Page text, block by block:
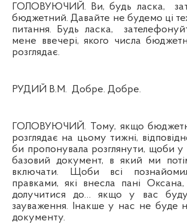
ГОЛОВУЮЧИЙ. Ви, будь ласка,
бюджетний. Давайте не будемо ці
питання. Будь ласка,
мене ввечері, якого числа
розглядає.
РУДИЙ В.М. Добре. Добре.
ГОЛОВУЮЧИЙ. Тому, якщо
розглядає на цьому тижні,
би пропонувала розглянути, щоби
базовий документ, в який ми
включати. Щоби всі
правками, які внесла пані
долучитися до… якщо у вас
зауваження. Інакше у нас не буде
документу.